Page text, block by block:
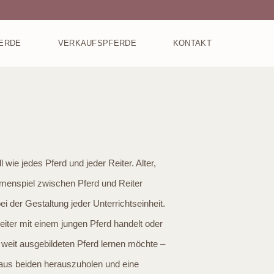
VERKAUFSPFERDE KONTAKT
jedes Pferd und jeder Reiter. Alter,
zwischen Pferd und Reiter
der Gestaltung jeder Unterrichtseinheit.
mit einem jungen Pferd handelt oder
ausgebildeten Pferd lernen möchte –
beiden herauszuholen und eine